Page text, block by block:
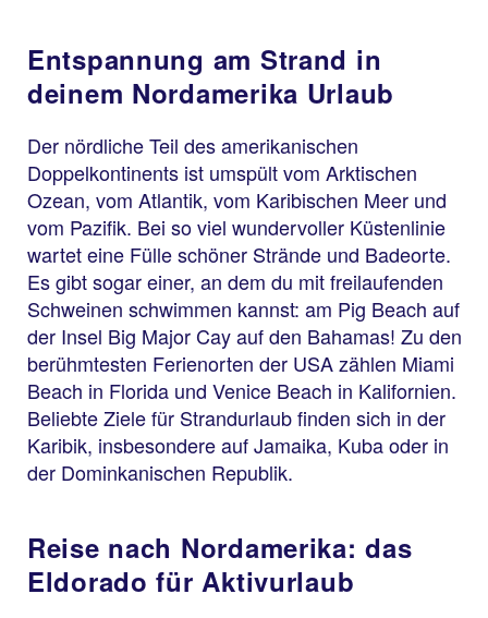
Entspannung am Strand in
deinem Nordamerika Urlaub
Der nördliche Teil des amerikanischen
Doppelkontinents ist umspült vom Arktischen
Ozean, vom Atlantik, vom Karibischen Meer und
vom Pazifik. Bei so viel wundervoller Küstenlinie
wartet eine Fülle schöner Strände und Badeorte.
Es gibt sogar einer, an dem du mit freilaufenden
Schweinen schwimmen kannst: am Pig Beach auf
der Insel Big Major Cay auf den Bahamas! Zu den
berühmtesten Ferienorten der USA zählen Miami
Beach in Florida und Venice Beach in Kalifornien.
Beliebte Ziele für Strandurlaub finden sich in der
Karibik, insbesondere auf Jamaika, Kuba oder in
der Dominkanischen Republik.
Reise nach Nordamerika: das
Eldorado für Aktivurlaub